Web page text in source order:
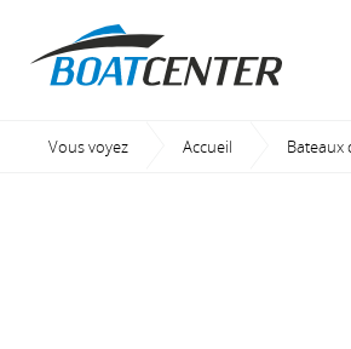
Vous voyez Accueil Bateaux